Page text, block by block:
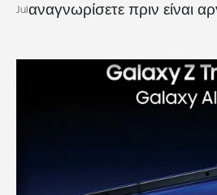
Julαναγνωρίσετε πριν είναι